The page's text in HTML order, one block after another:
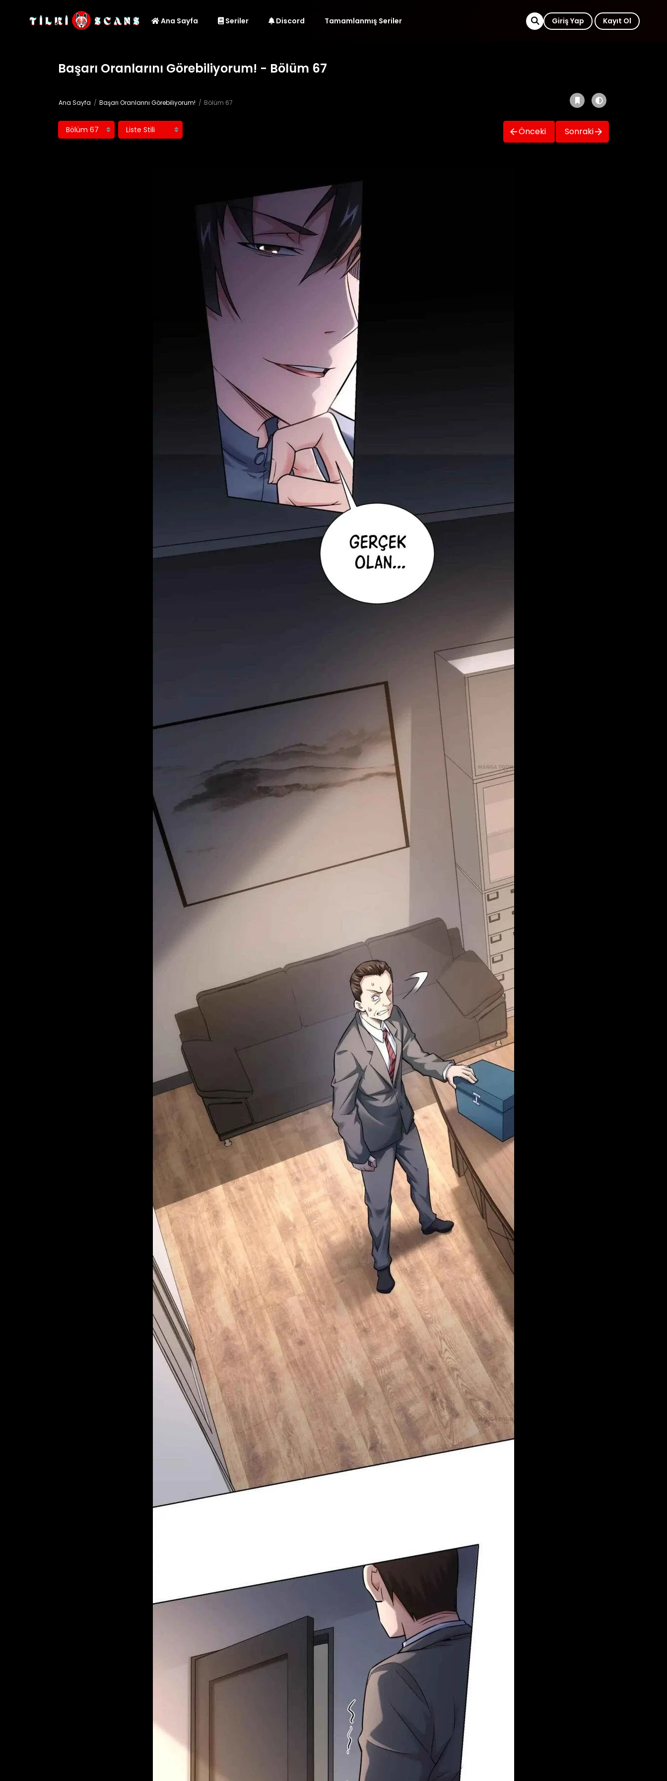
Ana Sayfa Seriler Discord Tamamlanmış Seriler Giriş Yap Kayıt Ol
Başarı Oranlarını Görebiliyorum! - Bölüm 67
Ana Sayfa Başarı Oranlarını Görebiliyorum! Bölüm 67
Önceki Sonraki